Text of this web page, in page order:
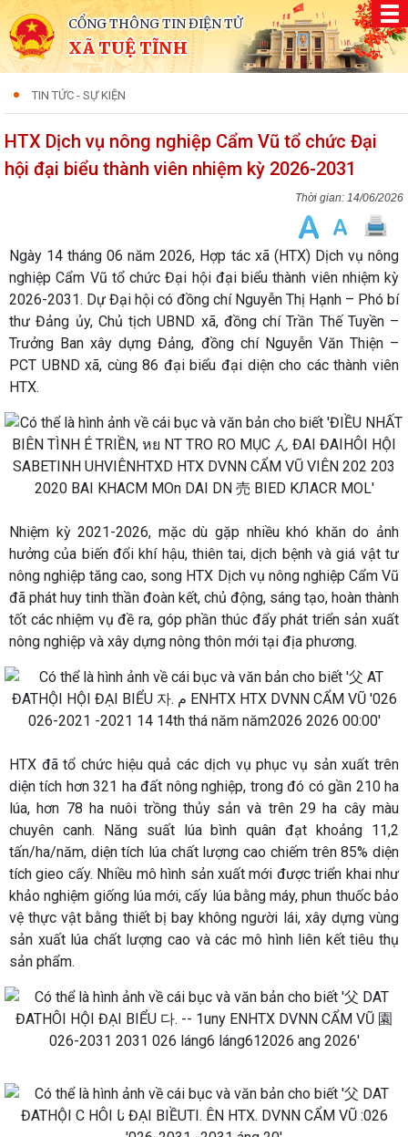
CỔNG THÔNG TIN ĐIỆN TỬ
XÃ TUỆ TĨNH
TIN TỨC - SỰ KIỆN
HTX Dịch vụ nông nghiệp Cẩm Vũ tổ chức Đại
hội đại biểu thành viên nhiệm kỳ 2026-2031
14/06/2026
Ngày 14 tháng 06 năm 2026, Hợp tác xã (HTX) Dịch vụ nông
nghiệp Cẩm Vũ tổ chức Đại hội đại biểu thành viên nhiệm kỳ
2026-2031. Dự Đại hội có đồng chí Nguyễn Thị Hạnh – Phó bí
thư Đảng ủy, Chủ tịch UBND xã, đồng chí Trần Thế Tuyền –
Trưởng Ban xây dựng Đảng, đồng chí Nguyễn Văn Thiện –
PCT UBND xã, cùng 86 đại biểu đại diện cho các thành viên
HTX.
Nhiệm kỳ 2021-2026, mặc dù gặp nhiều khó khăn do ảnh
hưởng của biến đổi khí hậu, thiên tai, dịch bệnh và giá vật tư
nông nghiệp tăng cao, song HTX Dịch vụ nông nghiệp Cẩm Vũ
đã phát huy tinh thần đoàn kết, chủ động, sáng tạo, hoàn thành
tốt các nhiệm vụ đề ra, góp phần thúc đẩy phát triển sản xuất
nông nghiệp và xây dựng nông thôn mới tại địa phương.
HTX đã tổ chức hiệu quả các dịch vụ phục vụ sản xuất trên
diện tích hơn 321 ha đất nông nghiệp, trong đó có gần 210 ha
lúa, hơn 78 ha nuôi trồng thủy sản và trên 29 ha cây màu
chuyên canh. Năng suất lúa bình quân đạt khoảng 11,2
tấn/ha/năm, diện tích lúa chất lượng cao chiếm trên 85% diện
tích gieo cấy. Nhiều mô hình sản xuất mới được triển khai như
khảo nghiệm giống lúa mới, cấy lúa bằng máy, phun thuốc bảo
vệ thực vật bằng thiết bị bay không người lái, xây dựng vùng
sản xuất lúa chất lượng cao và các mô hình liên kết tiêu thụ
sản phẩm.